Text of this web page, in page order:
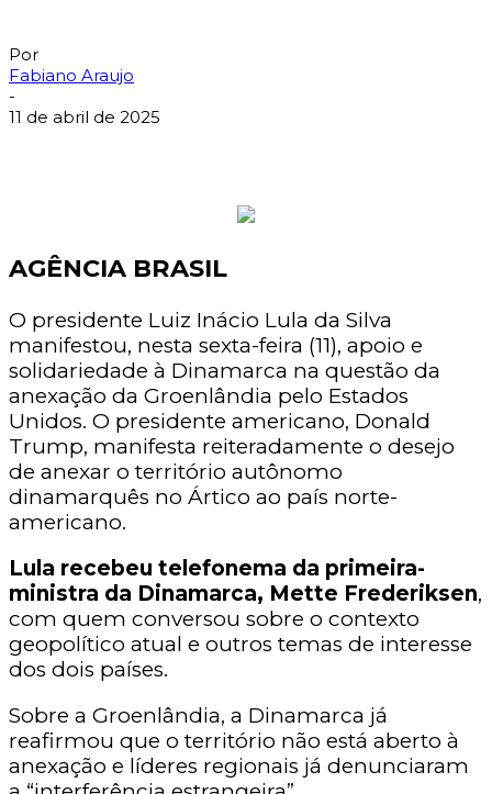
Por
Fabiano Araujo
-
11 de abril de 2025
AGÊNCIA BRASIL
O presidente Luiz Inácio Lula da Silva
manifestou, nesta sexta-feira (11), apoio e
solidariedade à Dinamarca na questão da
anexação da Groenlândia pelo Estados
Unidos. O presidente americano, Donald
Trump, manifesta reiteradamente o desejo
de anexar o território autônomo
dinamarquês no Ártico ao país norte-
americano.
Lula recebeu telefonema da primeira-
ministra da Dinamarca, Mette Frederiksen,
com quem conversou sobre o contexto
geopolítico atual e outros temas de interesse
dos dois países.
Sobre a Groenlândia, a Dinamarca já
reafirmou que o território não está aberto à
anexação e líderes regionais já denunciaram